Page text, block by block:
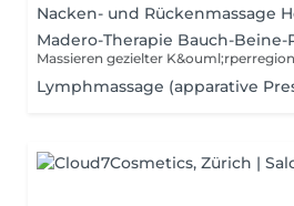
Nacken- und Rückenmassage
Madero-Therapie Bauch-Beine-
Lymphmassage (apparative